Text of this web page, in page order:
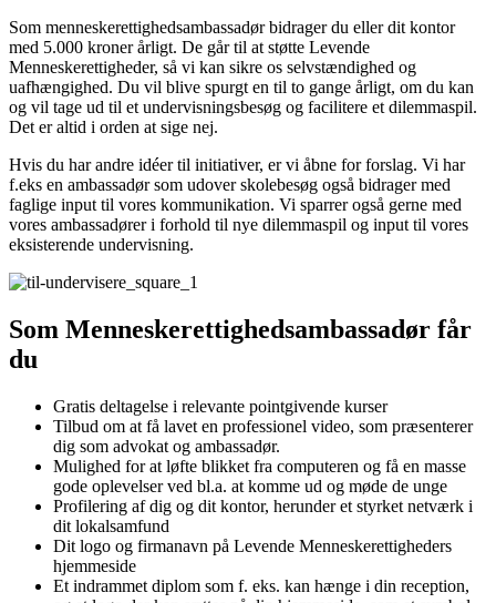
Som menneskerettighedsambassadør bidrager du eller dit kontor
med 5.000 kroner årligt. De går til at støtte Levende
Menneskerettigheder, så vi kan sikre os selvstændighed og
uafhængighed. Du vil blive spurgt en til to gange årligt, om du kan
og vil tage ud til et undervisningsbesøg og facilitere et dilemmaspil.
Det er altid i orden at sige nej.
Hvis du har andre idéer til initiativer, er vi åbne for forslag. Vi har
f.eks en ambassadør som udover skolebesøg også bidrager med
faglige input til vores kommunikation. Vi sparrer også gerne med
vores ambassadører i forhold til nye dilemmaspil og input til vores
eksisterende undervisning.
Som Menneskerettighedsambassadør får
du
Gratis deltagelse i relevante pointgivende kurser
Tilbud om at få lavet en professionel video, som præsenterer
dig som advokat og ambassadør.
Mulighed for at løfte blikket fra computeren og få en masse
gode oplevelser ved bl.a. at komme ud og møde de unge
Profilering af dig og dit kontor, herunder et styrket netværk i
dit lokalsamfund
Dit logo og firmanavn på Levende Menneskerettigheders
hjemmeside
Et indrammet diplom som f. eks. kan hænge i din reception,